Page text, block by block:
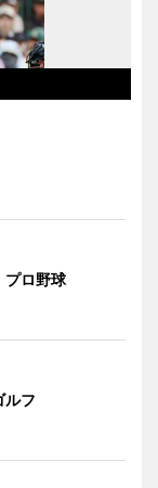
ロ野球
フ